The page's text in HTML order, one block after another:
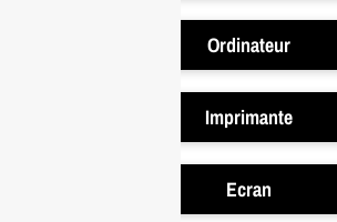
Ordinateur
Imprimante
Ecran